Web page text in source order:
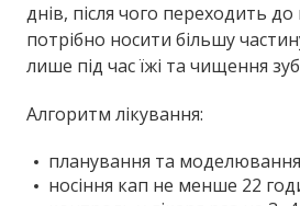
днів, після чого переходить до
потрібно носити більшу
лише під час їжі та чищення
Алгоритм лікування:
планування та
носіння кап не менше 22